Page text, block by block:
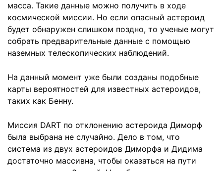
масса. Такие данные можно получить в ходе
космической миссии. Но если опасный астероид
будет обнаружен слишком поздно, то ученые могут
собрать предварительные данные с помощью
наземных телескопических наблюдений.
На данный момент уже были созданы подобные
карты вероятностей для известных астероидов,
таких как Бенну.
Миссия DART по отклонению астероида Диморф
была выбрана не случайно. Дело в том, что
система из двух астероидов Диморфа и Дидима
достаточно массивна, чтобы оказаться на пути